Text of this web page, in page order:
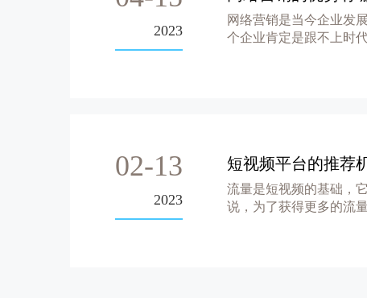
2023
网络营销是当今企业发
个企业肯定是跟不上时
02-13
2023
短视频平台的推荐
流量是短视频的基础，
说，为了获得更多的流